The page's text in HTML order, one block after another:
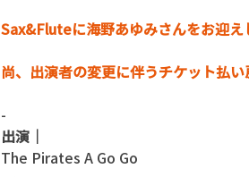
Sax&Fluteに海野あゆみさんをお迎え
尚、出演者の変更に伴うチケット払
-
出演｜
The Pirates A Go Go